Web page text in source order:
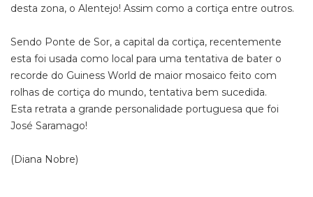
desta zona, o Alentejo! Assim como a cortiça entre outros.
Sendo Ponte de Sor, a capital da cortiça, recentemente
esta foi usada como local para uma tentativa de bater o
recorde do Guiness World de maior mosaico feito com
rolhas de cortiça do mundo, tentativa bem sucedida.
Esta retrata a grande personalidade portuguesa que foi
José Saramago!
(Diana Nobre)